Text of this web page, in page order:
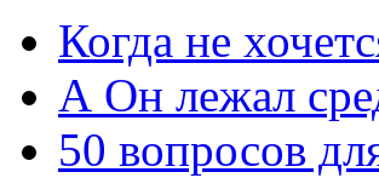
Когда не
А Он лежал
50 вопросов